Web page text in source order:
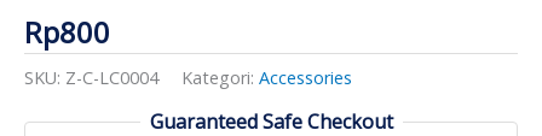
Rp800
SKU: Z-C-LC0004 Kategori: Accessories
Guaranteed Safe Checkout